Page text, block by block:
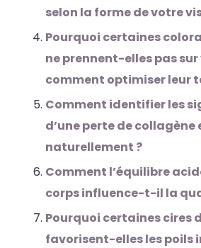
selon la forme de votre
Pourquoi certaines
ne prennent-elles pas sur
comment optimiser leur
Comment identifier les
d’une perte de collagène
naturellement ?
Comment l’équilibre
corps influence-t-il la
Pourquoi certaines cires
favorisent-elles les poils